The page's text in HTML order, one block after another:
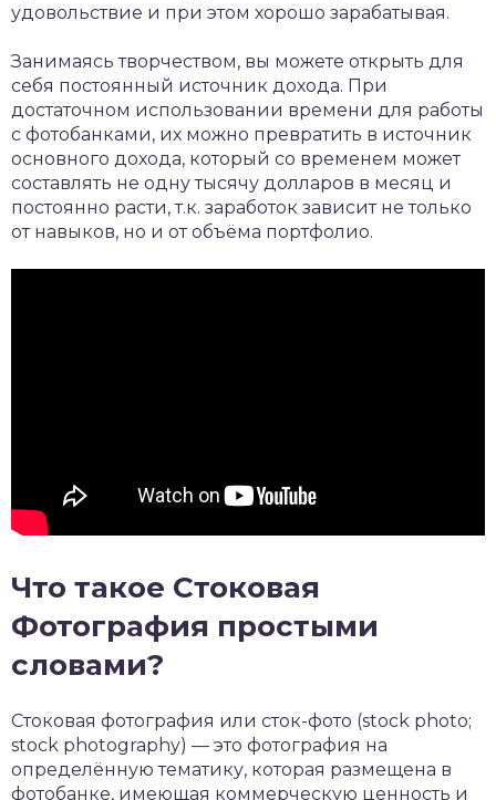
удовольствие и при этом хорошо зарабатывая.
Занимаясь творчеством, вы можете открыть для
себя постоянный источник дохода. При
достаточном использовании времени для работы
с фотобанками, их можно превратить в источник
основного дохода, который со временем может
составлять не одну тысячу долларов в месяц и
постоянно расти, т.к. заработок зависит не только
от навыков, но и от объёма портфолио.
Что такое Стоковая
Фотография простыми
словами?
Стоковая фотография или сток-фото (stock photo;
stock photography) — это фотография на
определённую тематику, которая размещена в
фотобанке, имеющая коммерческую ценность и